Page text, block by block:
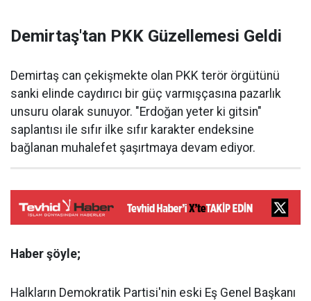
Demirtaş'tan PKK Güzellemesi Geldi
Demirtaş can çekişmekte olan PKK terör örgütünü
sanki elinde caydırıcı bir güç varmışçasına pazarlık
unsuru olarak sunuyor. "Erdoğan yeter ki gitsin"
saplantısı ile sıfır ilke sıfır karakter endeksine
bağlanan muhalefet şaşırtmaya devam ediyor.
Haber şöyle;
Halkların Demokratik Partisi'nin eski Eş Genel Başkanı